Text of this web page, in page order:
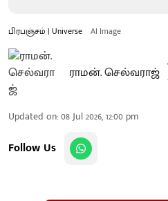
பிரபஞ்சம் | Universe AI Image
ராமன். செல்வராஜ்
Updated on:08 Jul 2026, 12:00 pm
Follow Us